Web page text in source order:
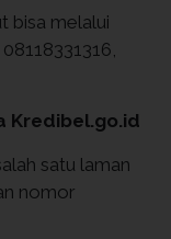
bisa melalui
Kredibel.go.id
satu laman
nomor